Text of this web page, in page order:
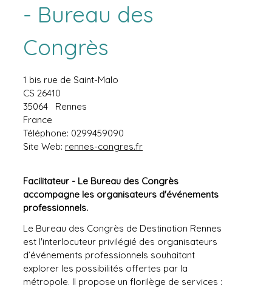
- Bureau des
Congrès
1 bis rue de Saint-Malo
CS 26410
35064
Rennes
France
Téléphone: 0299459090
Site Web: rennes-congres.fr
Facilitateur - Le Bureau des Congrès
accompagne les organisateurs d'événements
professionnels.
Le Bureau des Congrès de Destination Rennes
est l'interlocuteur privilégié des organisateurs
d’événements professionnels souhaitant
explorer les possibilités offertes par la
métropole. Il propose un florilège de services :